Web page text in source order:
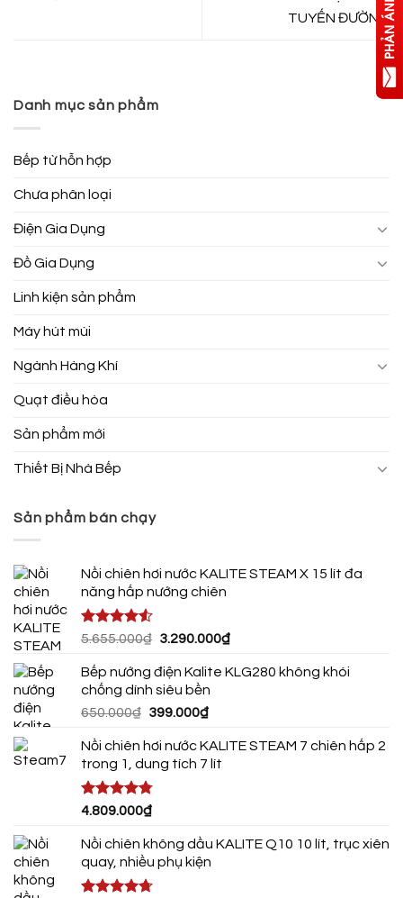
TUYẾN ĐƯỜNG
Danh mục sản phẩm
Bếp từ hỗn hợp
Chưa phân loại
Điện Gia Dụng
Đồ Gia Dụng
Linh kiện sản phẩm
Máy hút mùi
Ngành Hàng Khí
Quạt điều hòa
Sản phẩm mới
Thiết Bị Nhà Bếp
Sản phẩm bán chạy
Nồi chiên hơi nước KALITE STEAM X 15 lít đa
năng hấp nướng chiên
Được xếp
5 sao
5.655.000₫ Giá
là:
5.655.000₫.
3.290.000₫Giá
tại
Bếp nướng điện Kalite KLG280 không khói
chống dính siêu bền
650.000₫ Giá
là:
650.000₫.
399.000₫Giá
tại
là:
Nồi chiên hơi nước KALITE STEAM 7 chiên hấp 2
trong 1, dung tích 7 lít
Được xếp
5 sao
4.809.000₫
Nồi chiên không dầu KALITE Q10 10 lít, trục xiên
quay, nhiều phụ kiện